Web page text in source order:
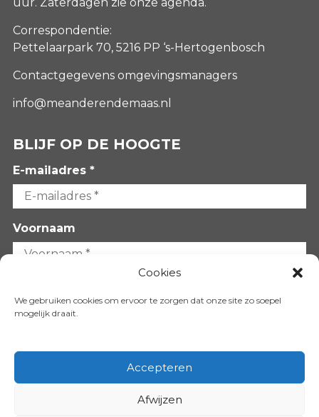
Cookies
We gebruiken cookies om ervoor te zorgen dat onze site zo soepel
mogelijk draait.
Accepteren
Afwijzen
Correspondentie:
Pettelaarpark 70, 5216 PP ‘s-Hertogenbosch
Contactgegevens omgevingsmanagers
info@meanderendemaas.nl
BLIJF OP DE HOOGTE
E-mailadres *
Voornaam
VOLG ONS OP: